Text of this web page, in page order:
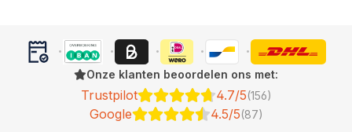
Onze klanten beoordelen ons met:
Trustpilot 4.7/5(156)
Google 4.5/5(87)